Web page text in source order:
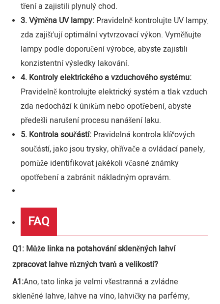
tření a zajistili plynulý chod.
3. Výměna UV lampy:Pravidelně kontrolujte UV lampy,
zda zajišťují optimální vytvrzovací výkon. Vyměňujte
lampy podle doporučení výrobce, abyste zajistili
konzistentní výsledky lakování.
4. Kontroly elektrického a vzduchového systému:
Pravidelně kontrolujte elektrický systém a tlak vzduchu,
zda nedochází k únikům nebo opotřebení, abyste
předešli narušení procesu nanášení laku.
5. Kontrola součástí:Pravidelná kontrola klíčových
součástí, jako jsou trysky, ohřívače a ovládací panely,
pomůže identifikovat jakékoli včasné známky
opotřebení a zabránit nákladným opravám.
FAQ
Q1: Může linka na potahování skleněných lahví
zpracovat lahve různých tvarů a velikostí?
A1:Ano, tato linka je velmi všestranná a zvládne
skleněné lahve, lahve na víno, lahvičky na parfémy,